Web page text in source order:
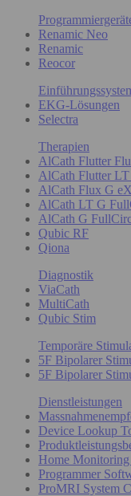
Renamic Neo
Renamic
Reocor
EKG-Lösungen
Selectra
Therapien
AlCath Flutter
AlCath Flutter
AlCath Flux G
AlCath LT G
AlCath G
Qubic RF
Qiona
Diagnostik
ViaCath
MultiCath
Qubic Stim
Temporäre
5F Bipolarer
5F Bipolarer
Dienstleistungen
Device Lookup
Home
Programmer
ProMRI System